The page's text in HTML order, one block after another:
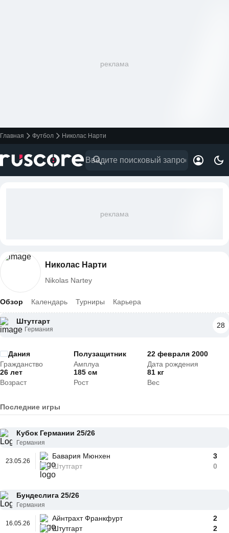
реклама
Главная Футбол Николас Нарти
реклама
Николас Нарти
Nikolas Nartey
Обзор Календарь Турниры Карьера
Штутгарт
Германия 28
Дания
Гражданство
Полузащитник
Амплуа
22 февраля 2000
Дата рождения
26 лет
Возраст
185 см
Рост
81 кг
Вес
Последние игры
Кубок Германии 25/26
Германия
23.05.26
Бавария Мюнхен
Штутгарт
3
0
Бундеслига 25/26
Германия
16.05.26
Айнтрахт Франкфурт
Штутгарт
2
2